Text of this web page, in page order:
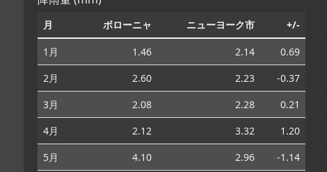
月 ボローニャ ニューヨーク市 +/-
1月 1.46 2.14
0.69
2月
2.60 2.23
-0.37
3月
2.08 2.28
0.21
4月
2.12 3.32
1.20
5月
4.10 2.96
-1.14